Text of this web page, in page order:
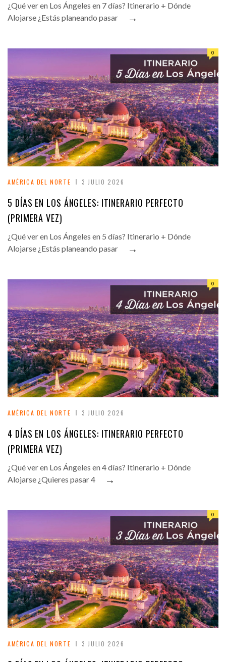
¿Qué ver en Los Ángeles en 7 días? Itinerario + Dónde
Alojarse ¿Estás planeando pasar
→
AMÉRICA DEL NORTE 3 JULIO 2026
0
5 DÍAS EN LOS ÁNGELES: ITINERARIO PERFECTO
(PRIMERA VEZ)
¿Qué ver en Los Ángeles en 5 días? Itinerario + Dónde
Alojarse ¿Estás planeando pasar
→
AMÉRICA DEL NORTE 3 JULIO 2026
0
4 DÍAS EN LOS ÁNGELES: ITINERARIO PERFECTO
(PRIMERA VEZ)
¿Qué ver en Los Ángeles en 4 días? Itinerario + Dónde
Alojarse ¿Quieres pasar 4
→
AMÉRICA DEL NORTE 3 JULIO 2026
0